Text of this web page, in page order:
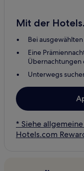
Mit der
Bei
Eine
Übernachtungen
Unterwegs
* Siehe
Hotels.com